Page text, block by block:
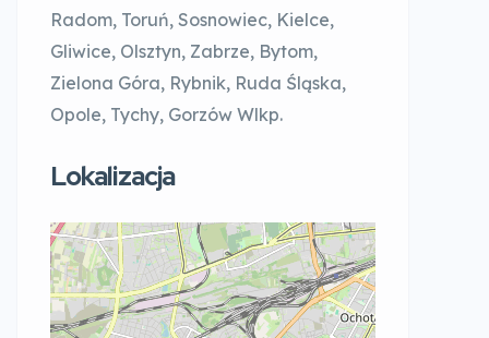
Radom, Toruń, Sosnowiec, Kielce,
Gliwice, Olsztyn, Zabrze, Bytom,
Zielona Góra, Rybnik, Ruda Śląska,
Opole, Tychy, Gorzów Wlkp.
Lokalizacja